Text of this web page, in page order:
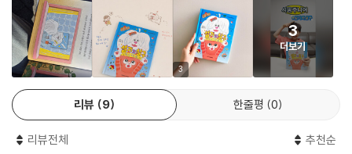
요. 이 책은 설기와 살구의 학교 가는 날 이야기를 통해 입학 전후 어린이에
게 학교 가는 길을 미리 경험하게 해요. 설기와 살구는 소미가 자주 가는 동
네 인형 가게와 식당, 옷가게, 서점과 골목길을 지나며 소미가 살아가는 세
계 곳곳을 만나요. 마을 곳곳을 다니며 학교로 씩씩하게 걸어 나가지요. 우
리가 평소 아무렇지 않게 지나치던 동네와 사람들, 하늘과 구름, 길가의 나
뭇잎까지도 설기와 살구의 눈을 통해 바라보면 더욱 특별하고 다정하게 다
포기하지 않아요. 사랑하는 소미가 설기와 살구를 기다리고 있기 때문이지
3
3
더보기
리뷰 9 한줄평 0
리뷰전체 추천순